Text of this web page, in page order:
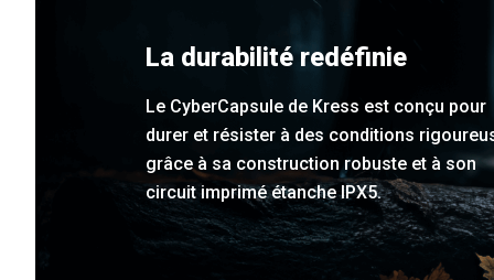
La durabilité redéfinie
Le CyberCapsule de Kress est conçu pour
durer et résister à des conditions
grâce à sa construction robuste et à son
circuit imprimé étanche IPX5.